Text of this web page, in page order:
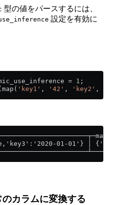
型の値をパースするには、
設定を有効に
= 1 ;
'key1' , '42' , 'key2' ,
01-01'} │
カラムに変換する